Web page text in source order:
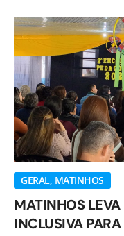
GERAL, MATINHOS
MATINHOS
INCLUSIVA